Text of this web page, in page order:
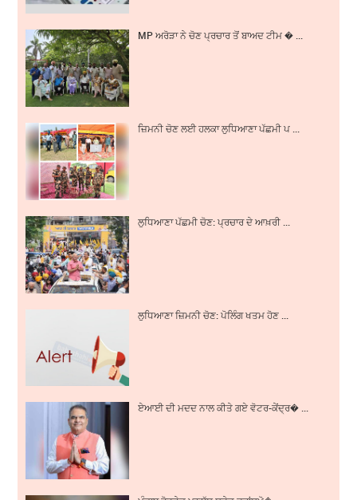
MP ਅਰੋੜਾ ਨੇ ਚੋਣ ਪ੍ਰਚਾਰ ਤੋਂ ਬਾਅਦ ਟੀਮ � ...
ਜ਼ਿਮਨੀ ਚੋਣ ਲਈ ਹਲਕਾ ਲੁਧਿਆਣਾ ਪੱਛਮੀ ਪ ...
ਲੁਧਿਆਣਾ ਪੱਛਮੀ ਚੋਣ: ਪ੍ਰਚਾਰ ਦੇ ਆਖ਼ਰੀ ...
ਲੁਧਿਆਣਾ ਜ਼ਿਮਨੀ ਚੋਣ: ਪੋਲਿੰਗ ਖਤਮ ਹੋਣ ...
ਏਆਈ ਦੀ ਮਦਦ ਨਾਲ ਕੀਤੇ ਗਏ ਵੋਟਰ-ਕੇਂਦ੍ਰ� ...